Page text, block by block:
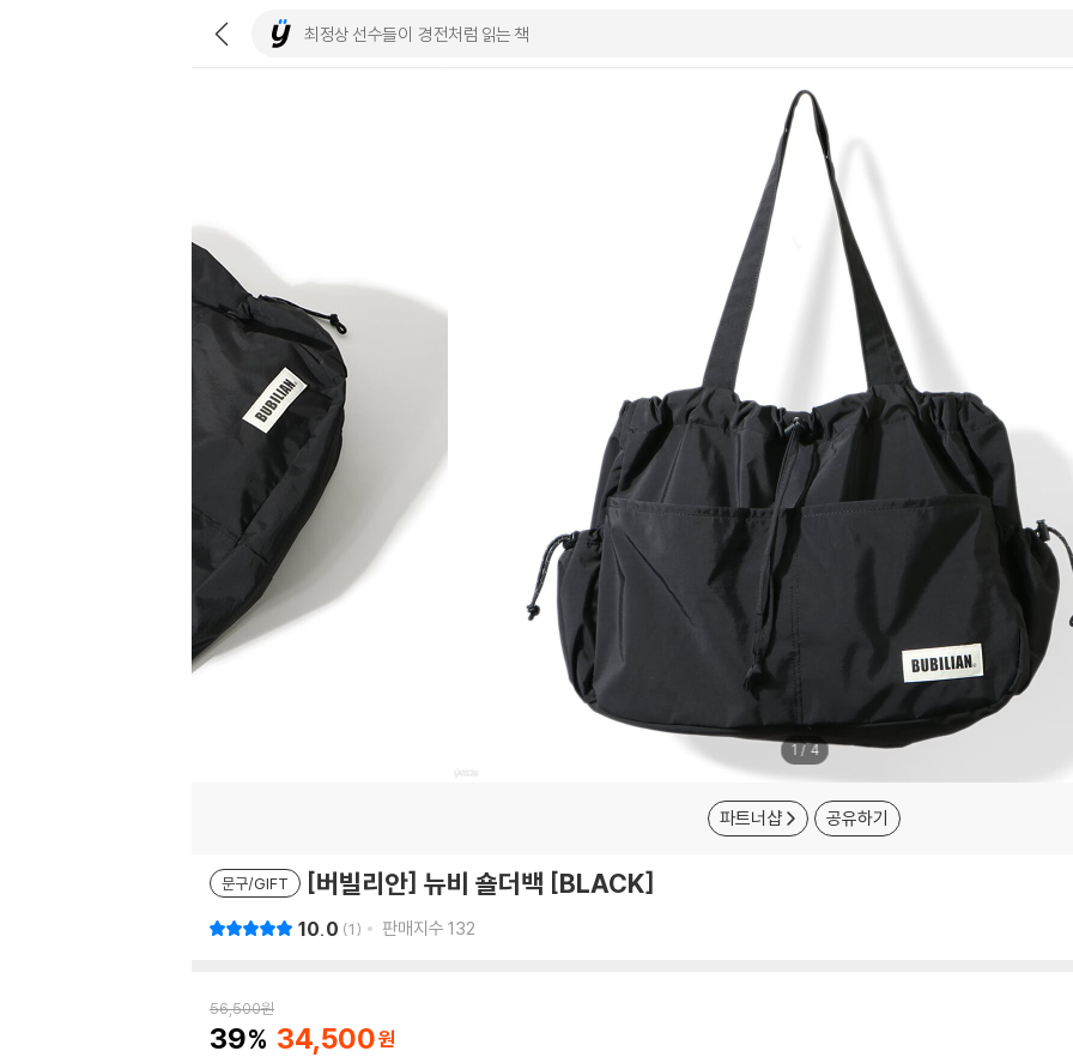
1 / 4
파트너샵 공유하기
문구/GIFT [버빌리안] 뉴비 숄더백 [BLACK]
10.0 1 판매지수 132
56,500원
39 34,500